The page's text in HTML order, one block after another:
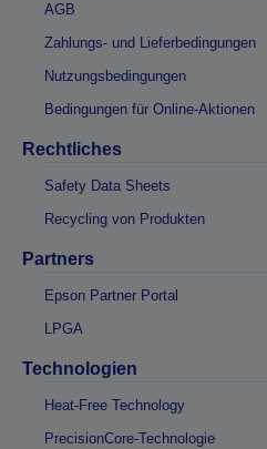
AGB
Zahlungs- und Lieferbedingungen
Nutzungsbedingungen
Bedingungen für Online-Aktionen
Rechtliches
Safety Data Sheets
Recycling von Produkten
Partners
Epson Partner Portal
LPGA
Technologien
Heat-Free Technology
PrecisionCore-Technologie